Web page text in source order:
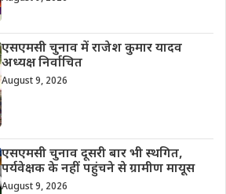
एसएमसी चुनाव में राजेश कुमार यादव
अध्यक्ष निर्वाचित
August 9, 2026
एसएमसी चुनाव दूसरी बार भी स्थगित,
पर्यवेक्षक के नहीं पहुंचने से ग्रामीण मायूस
August 9, 2026